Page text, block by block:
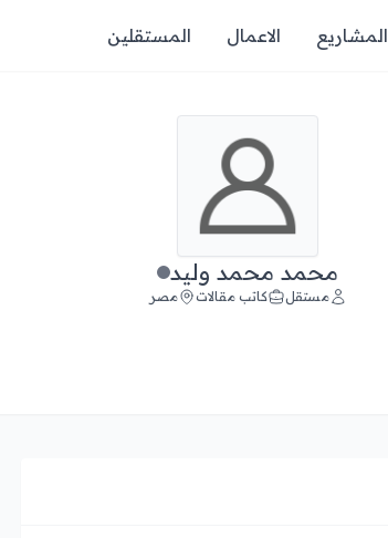
المشاريع الاعمال المستقلين
محمد محمد وليد
مستقل كاتب مقالات مصر